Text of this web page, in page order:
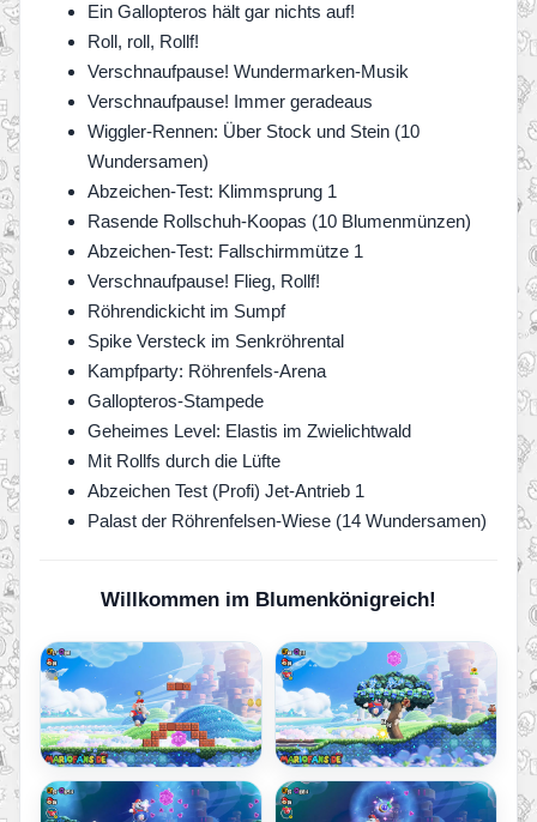
Ein Gallopteros hält gar nichts auf!
Roll, roll, Rollf!
Verschnaufpause! Wundermarken-Musik
Verschnaufpause! Immer geradeaus
Wiggler-Rennen: Über Stock und Stein (10
Wundersamen)
Abzeichen-Test: Klimmsprung 1
Rasende Rollschuh-Koopas (10 Blumenmünzen)
Abzeichen-Test: Fallschirmmütze 1
Verschnaufpause! Flieg, Rollf!
Röhrendickicht im Sumpf
Spike Versteck im Senkröhrental
Kampfparty: Röhrenfels-Arena
Gallopteros-Stampede
Geheimes Level: Elastis im Zwielichtwald
Mit Rollfs durch die Lüfte
Abzeichen Test (Profi) Jet-Antrieb 1
Palast der Röhrenfelsen-Wiese (14 Wundersamen)
Willkommen im Blumenkönigreich!